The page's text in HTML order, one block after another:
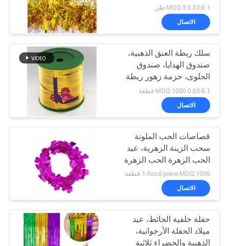
المصنع
مراقبة
الجودة
اتصل
بنا
أخبار
اطلب
اقتباس
خريطة
البيكسي
0.03-0.1 MOQ:5 طن
الاتصال
سلك ربطة العنق الذهبية،
صندوق الهدايا، صندوق
الحلوى، حزمة زهور ربطة
العنق سلك، معدن اللون
الختم ربطة العنق الثنائية
0.03-0.1 MOQ:1000 قطعة
الاتصال
قصاصات الحب الملونة
سحب الزينة الزهرية، عيد
الحب الزهرة الحب الزهرة
الأسلاك
1-3usd/piece MOQ:1000 قطعة
الاتصال
حفلة خلفية الحائط، عيد
ميلاد الحفلة الأرجوانية،
الذهبية والخضراء ثلاثية